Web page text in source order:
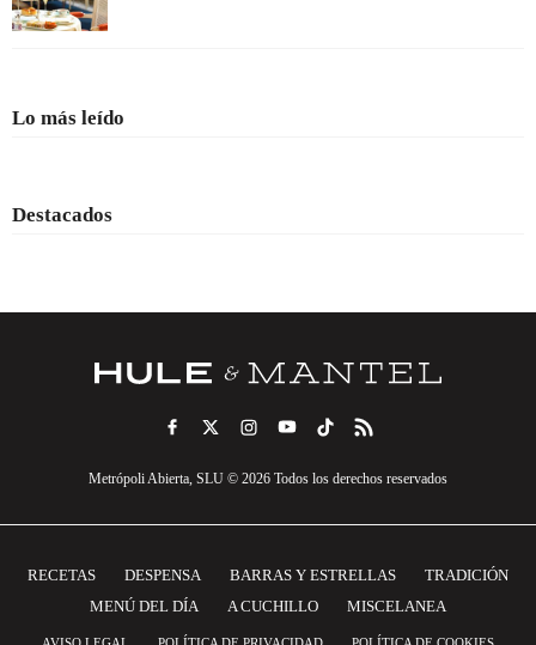
Lo más leído
Destacados
Metrópoli Abierta, SLU © 2026 Todos los derechos reservados
RECETAS DESPENSA BARRAS Y ESTRELLAS
TRADICIÓN
MENÚ DEL DÍA
A CUCHILLO MISCELANEA